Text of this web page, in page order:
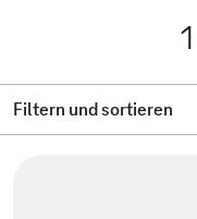
1
Filtern und sortieren